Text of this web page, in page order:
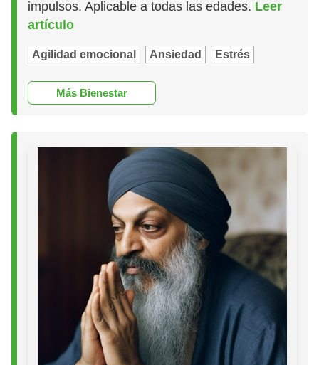
impulsos. Aplicable a todas las edades. Leer
artículo
Agilidad emocional Ansiedad Estrés
Más Bienestar